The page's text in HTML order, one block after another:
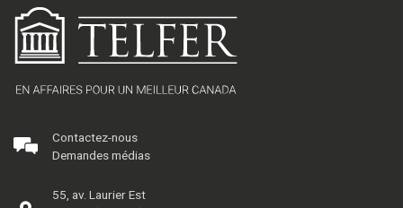
Contactez-nous
Demandes médias
55, av. Laurier Est